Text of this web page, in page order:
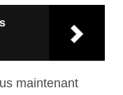
maintenant